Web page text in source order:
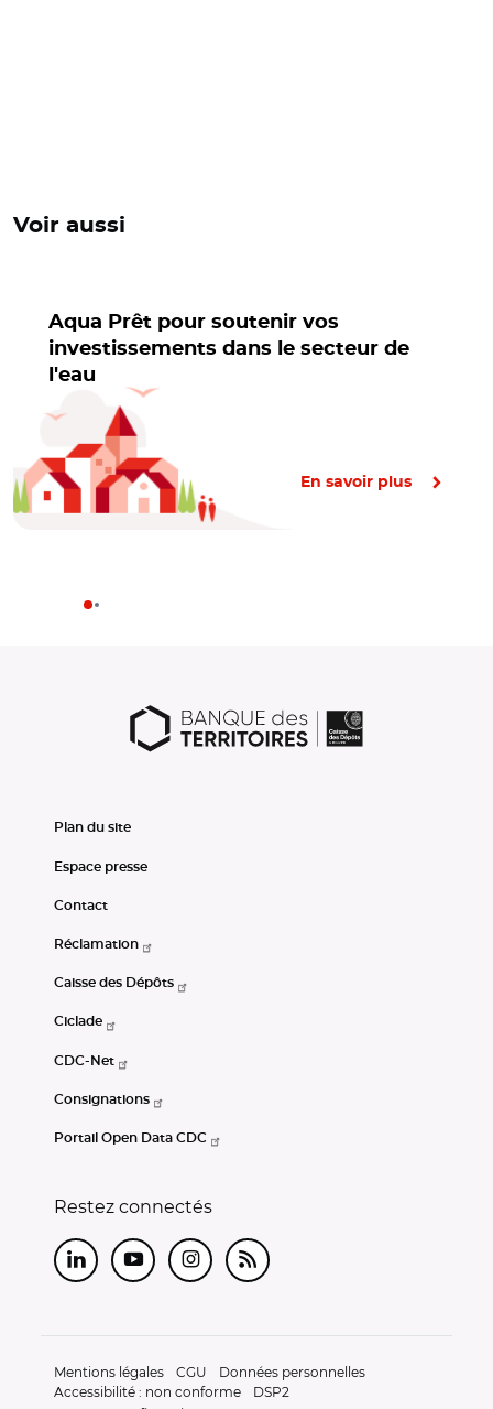
Voir aussi
Aqua Prêt pour soutenir vos
investissements dans le secteur de
l'eau
En savoir plus
Plan du site
Espace presse
Contact
Réclamation
Caisse des Dépôts
Ciclade
CDC-Net
Consignations
Portail Open Data CDC
Restez connectés
LinkedInYoutubeInstagram
RSS
Mentions légales CGU
Données personnelles
Accessibilité : non conforme
DSP2